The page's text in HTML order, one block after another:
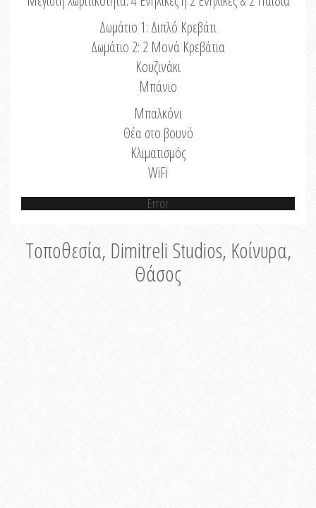
Δωμάτιο 1: Διπλό Κρεβάτι
Δωμάτιο 2: 2 Μονά Κρεβάτια
Κουζινάκι
Μπάνιο
Μπαλκόνι
Θέα στο βουνό
Κλιματισμός
WiFi
Error
Τοποθεσία, Dimitreli Studios, Κοίνυρα,
Θάσος